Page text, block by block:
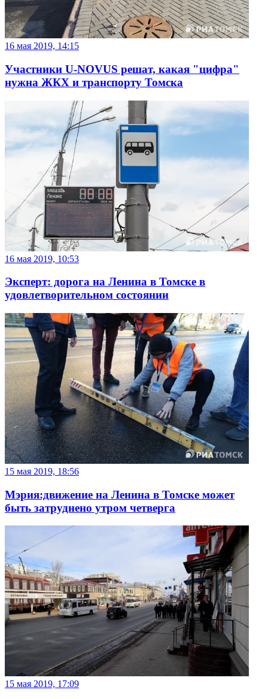
16 мая 2019, 14:15
Участники U-NOVUS решат, какая "цифра"
нужна ЖКХ и транспорту Томска
16 мая 2019, 10:53
Эксперт: дорога на Ленина в Томске в
удовлетворительном состоянии
15 мая 2019, 18:56
Мэрия:движение на Ленина в Томске может
быть затруднено утром четверга
15 мая 2019, 17:09